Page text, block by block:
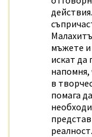
мъжете
искат да
напомня,
в
помага
реалност.